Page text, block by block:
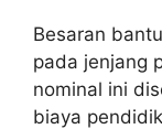
Besaran
pada jenjang
nominal ini
biaya